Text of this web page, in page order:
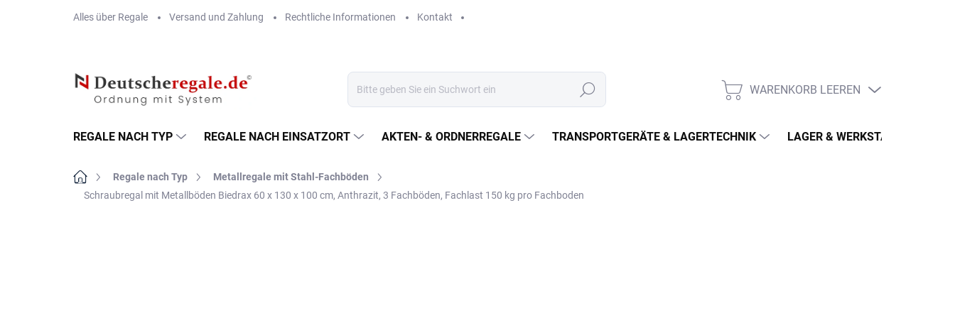
Alles über Regale Versand und Zahlung Rechtliche Informationen Kontakt
Suchen WARENKORB
WARENKORB LEEREN
REGALE NACH TYP REGALE NACH EINSATZORT AKTEN- & ORDNERREGALE TRANSPORTGERÄTE & LAGERTECHNIK LAGER & WERKSTATT
StartseiteRegale nach Typ
Metallregale mit Stahl-Fachböden
Schraubregal mit Metallböden Biedrax 60 x 130 x 100 cm, Anthrazit, 3 Fachböden, Fachlast 150 kg pro Fachboden